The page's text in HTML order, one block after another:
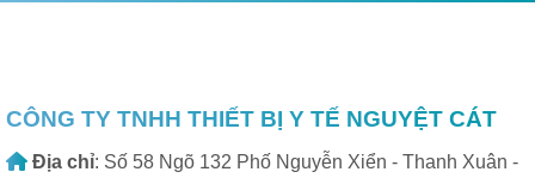
CÔNG TY TNHH THIẾT BỊ Y TẾ NGUYỆT CÁT
Địa chỉ: Số 58 Ngõ 132 Phố Nguyễn Xiển - Thanh Xuân -